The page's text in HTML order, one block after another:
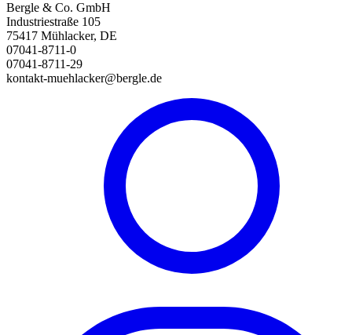
Bergle & Co. GmbH
Industriestraße 105
75417 Mühlacker, DE
07041-8711-0
07041-8711-29
kontakt-muehlacker@bergle.de